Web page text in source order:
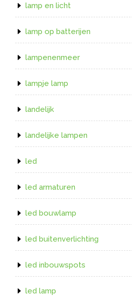
lamp en licht
lamp op batterijen
lampenenmeer
lampje lamp
landelijk
landelijke lampen
led
led armaturen
led bouwlamp
led buitenverlichting
led inbouwspots
led lamp